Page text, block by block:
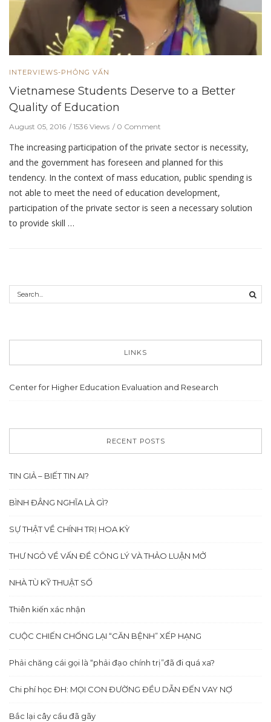
INTERVIEWS-PHỎNG VẤN
Vietnamese Students Deserve to a Better
Quality of Education
August 05, 2016 1536 Views 0 Comment
The increasing participation of the private sector is necessity,
and the government has foreseen and planned for this
tendency. In the context of mass education, public spending is
not able to meet the need of education development,
participation of the private sector is seen a necessary solution
to provide skill …
LINKS
Center for Higher Education Evaluation and Research
RECENT POSTS
TIN GIẢ – BIẾT TIN AI?
BÌNH ĐẲNG NGHĨA LÀ GÌ?
SỰ THẬT VỀ CHÍNH TRỊ HOA KỲ
THƯ NGỎ VỀ VẤN ĐỀ CÔNG LÝ VÀ THẢO LUẬN MỞ
NHÀ TÙ KỸ THUẬT SỐ
Thiên kiến xác nhận
CUỘC CHIẾN CHỐNG LẠI “CĂN BỆNH” XẾP HẠNG
Phải chăng cái gọi là “phải đạo chính trị”đã đi quá xa?
Chi phí học ĐH: MỌI CON ĐƯỜNG ĐỀU DẪN ĐẾN VAY NỢ
Bắc lại cây cầu đã gãy